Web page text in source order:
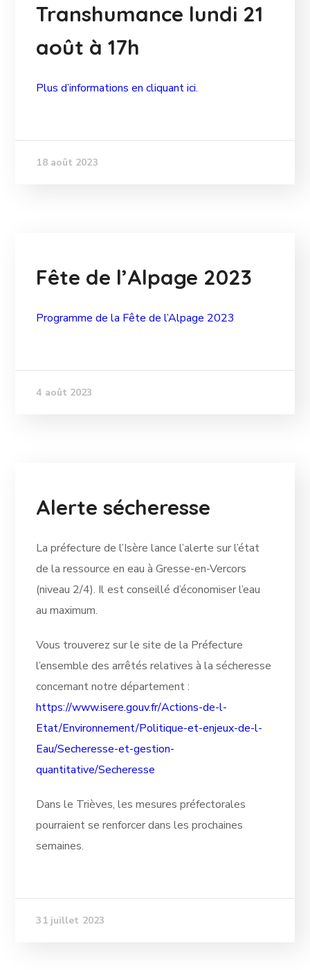
Transhumance lundi 21
août à 17h
Plus d’informations en cliquant ici.
18 août 2023
Fête de l’Alpage 2023
Programme de la Fête de l’Alpage 2023
4 août 2023
Alerte sécheresse
La préfecture de l’Isère lance l’alerte sur l’état
de la ressource en eau à Gresse-en-Vercors
(niveau 2/4). Il est conseillé d’économiser l’eau
au maximum.
Vous trouverez sur le site de la Préfecture
l’ensemble des arrêtés relatives à la sécheresse
concernant notre département :
https://www.isere.gouv.fr/Actions-de-l-
Etat/Environnement/Politique-et-enjeux-de-l-
Eau/Secheresse-et-gestion-
quantitative/Secheresse
Dans le Trièves, les mesures préfectorales
pourraient se renforcer dans les prochaines
semaines.
31 juillet 2023